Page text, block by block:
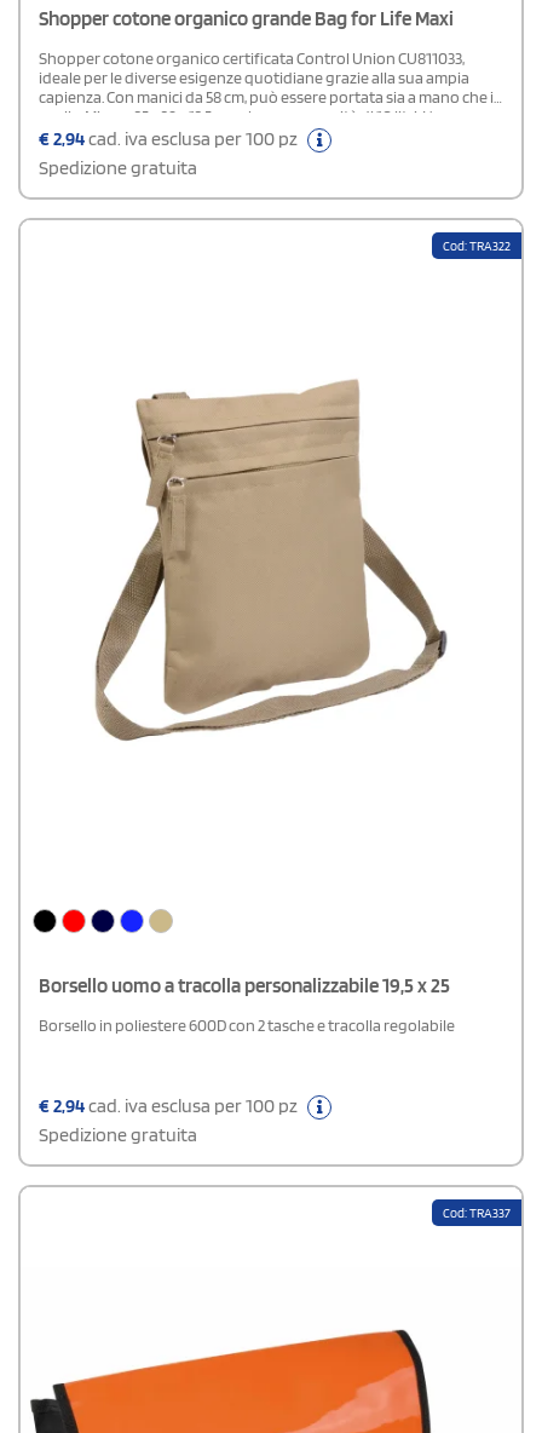
Shopper cotone organico grande Bag for Life Maxi
Shopper cotone organico certificata Control Union CU811033,
ideale per le diverse esigenze quotidiane grazie alla sua ampia
capienza. Con manici da 58 cm, può essere portata sia a mano che in
spalla. Misura 35 x 39 x 13,5 cm e ha una capacità di 10 litri. L’area
stampabile massima è di 33 x 34 cm. Dotata di etichetta strappabile
€2,94cad. iva esclusa per 100 pz
Spedizione gratuita
Cod: TRA322
Borsello uomo a tracolla personalizzabile 19,5 x 25
Borsello in poliestere 600D con 2 tasche e tracolla regolabile
€2,94cad. iva esclusa per 100 pz
Spedizione gratuita
Cod: TRA337